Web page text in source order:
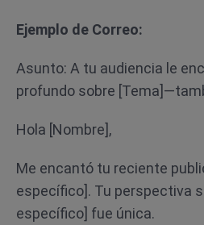
Ejemplo de Correo:
Asunto: A tu audiencia le
profundo sobre
Hola [Nombre],
Me encantó tu reciente
específico]. Tu perspectiva
específico] fue única.